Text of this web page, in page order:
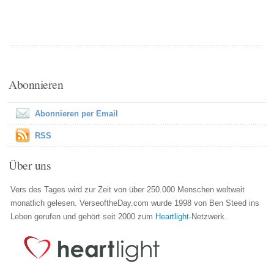
Abonnieren
Abonnieren per Email
RSS
Über uns
Vers des Tages wird zur Zeit von über 250.000 Menschen weltweit
monatlich gelesen. VerseoftheDay.com wurde 1998 von Ben Steed ins
Leben gerufen und gehört seit 2000 zum Heartlight-Netzwerk.